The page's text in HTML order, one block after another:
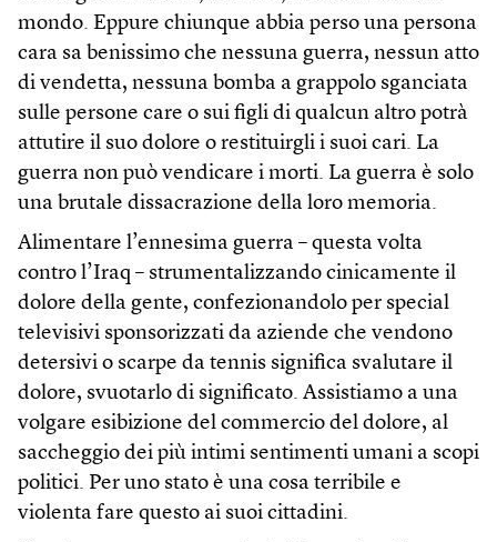
mondo. Eppure chiunque abbia perso una persona
cara sa benissimo che nessuna guerra, nessun atto
di vendetta, nessuna bomba a grappolo sganciata
sulle persone care o sui figli di qualcun altro potrà
attutire il suo dolore o restituirgli i suoi cari. La
guerra non può vendicare i morti. La guerra è solo
una brutale dissacrazione della loro memoria.
Alimentare l’ennesima guerra – questa volta
contro l’Iraq – strumentalizzando cinicamente il
dolore della gente, confezionandolo per special
televisivi sponsorizzati da aziende che vendono
detersivi o scarpe da tennis significa svalutare il
dolore, svuotarlo di significato. Assistiamo a una
volgare esibizione del commercio del dolore, al
saccheggio dei più intimi sentimenti umani a scopi
politici. Per uno stato è una cosa terribile e
violenta fare questo ai suoi cittadini.